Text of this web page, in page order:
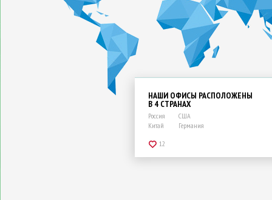
НАШИ ОФИСЫ РАСПОЛОЖЕНЫ
В 4 СТРАНАХ
Россия
Китай
США
Германия
12